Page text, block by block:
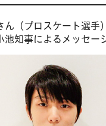
ん（プロスケート選手
池知事によるメッセー